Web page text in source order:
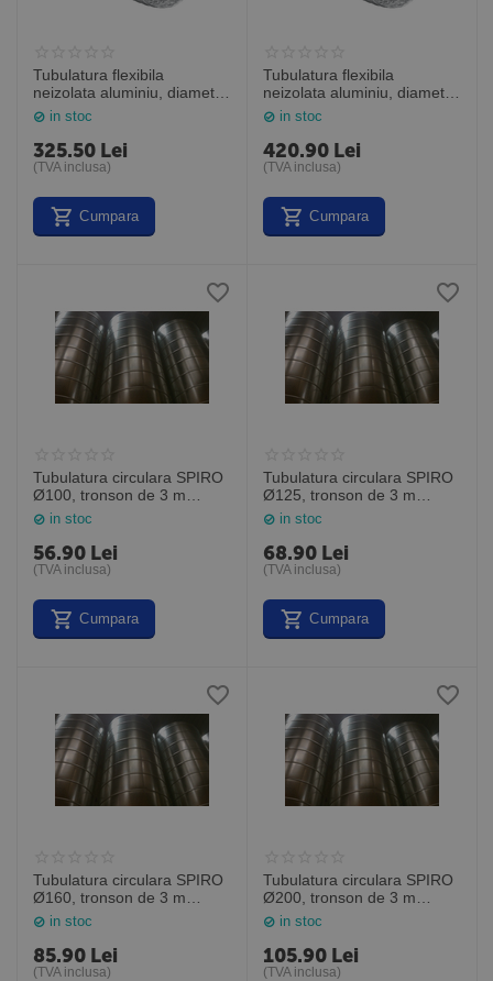
Tubulatura flexibila
neizolata aluminiu, diametru
356 mm, cutie de 10 m,
ALUAFS 356
in stoc
325.50 Lei
(TVA inclusa)
Cumpara
Tubulatura flexibila
neizolata aluminiu, diametru
406 mm, cutie de 10 m,
ALUAFS 406
in stoc
420.90 Lei
(TVA inclusa)
Cumpara
Tubulatura circulara SPIRO
Ø100, tronson de 3 m
lungime
in stoc
56.90 Lei
(TVA inclusa)
Cumpara
Tubulatura circulara SPIRO
Ø125, tronson de 3 m
lungime
in stoc
68.90 Lei
(TVA inclusa)
Cumpara
Tubulatura circulara SPIRO
Ø160, tronson de 3 m
lungime
in stoc
85.90 Lei
(TVA inclusa)
Tubulatura circulara SPIRO
Ø200, tronson de 3 m
lungime
in stoc
105.90 Lei
(TVA inclusa)